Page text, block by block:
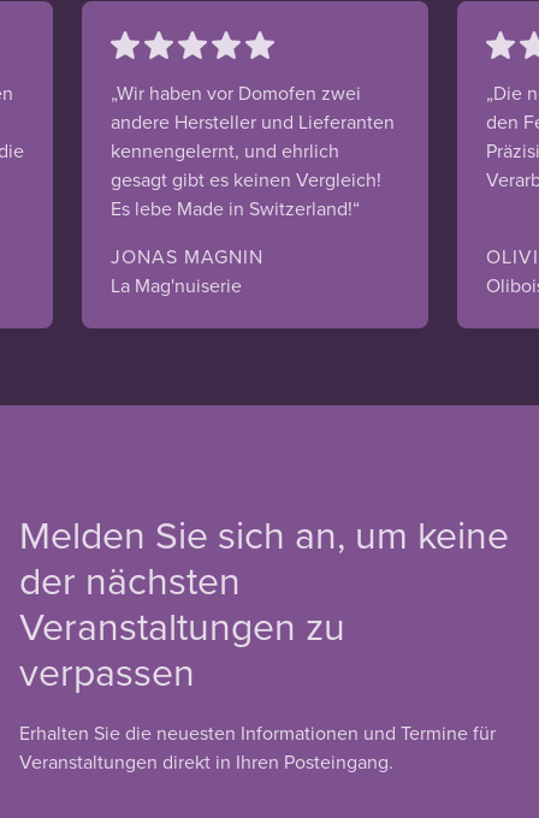
„Wir haben vor Domofen zwei
andere Hersteller und Lieferanten
kennengelernt, und ehrlich
gesagt gibt es keinen Vergleich!
Es lebe Made in Switzerland!“
JONAS MAGNIN
La Mag'nuiserie
„Die
den
Melden Sie sich an, um keine
der nächsten
Veranstaltungen zu
verpassen
Erhalten Sie die neuesten Informationen und Termine für
Veranstaltungen direkt in Ihren Posteingang.